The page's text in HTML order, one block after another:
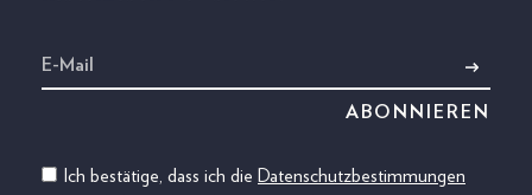
Ich bestätige, dass ich die Datenschutzbestimmungen